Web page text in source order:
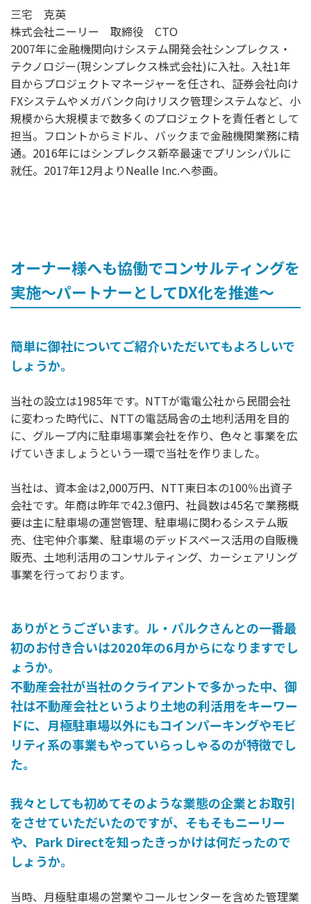
三宅 克英
株式会社ニーリー 取締役 CTO
2007年に金融機関向けシステム開発会社シンプレクス・
テクノロジー(現シンプレクス株式会社)に入社。入社1年
目からプロジェクトマネージャーを任され、証券会社向け
FXシステムやメガバンク向けリスク管理システムなど、小
規模から大規模まで数多くのプロジェクトを責任者として
担当。フロントからミドル、バックまで金融機関業務に精
通。2016年にはシンプレクス新卒最速でプリンシパルに
就任。2017年12月よりNealle Inc.へ参画。
オーナー様へも協働でコンサルティングを
実施〜パートナーとしてDX化を推進〜
簡単に御社についてご紹介いただいてもよろしいで
しょうか。
当社の設立は1985年です。NTTが電電公社から民間会社
に変わった時代に、NTTの電話局舎の土地利活用を目的
に、グループ内に駐車場事業会社を作り、色々と事業を広
げていきましょうという一環で当社を作りました。
当社は、資本金は2,000万円、NTT東日本の100％出資子
会社です。年商は昨年で42.3億円、社員数は45名で業務概
要は主に駐車場の運営管理、駐車場に関わるシステム販
売、住宅仲介事業、駐車場のデッドスペース活用の自販機
販売、土地利活用のコンサルティング、カーシェアリング
事業を行っております。
ありがとうございます。ル・パルクさんとの一番最
初のお付き合いは2020年の6月からになりますでし
ょうか。
不動産会社が当社のクライアントで多かった中、御
社は不動産会社というより土地の利活用をキーワー
ドに、月極駐車場以外にもコインパーキングやモビ
リティ系の事業もやっていらっしゃるのが特徴でし
た。
我々としても初めてそのような業態の企業とお取引
をさせていただいたのですが、そもそもニーリー
や、Park Directを知ったきっかけは何だったので
しょうか。
当時、月極駐車場の営業やコールセンターを含めた管理業